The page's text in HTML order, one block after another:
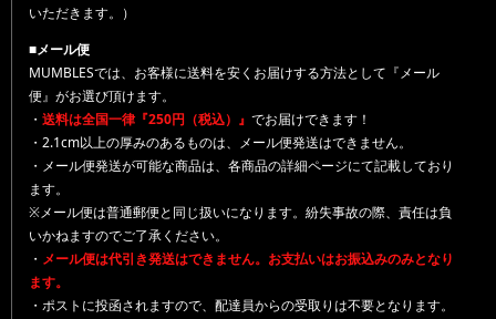
いただきます。）
■メール便
MUMBLESでは、お客様に送料を安くお届けする方法として『メール
便』がお選び頂けます。
・ 送料は全国一律『250円（税込）』 でお届けできます！
・2.1cm以上の厚みのあるものは、メール便発送はできません。
・メール便発送が可能な商品は、各商品の詳細ページにて記載しており
ます。
※メール便は普通郵便と同じ扱いになります。紛失事故の際、責任は負
いかねますのでご了承ください。
・ メール便は代引き発送はできません。お支払いはお振込みのみとなり
ます。
・ポストに投函されますので、配達員からの受取りは不要となります。